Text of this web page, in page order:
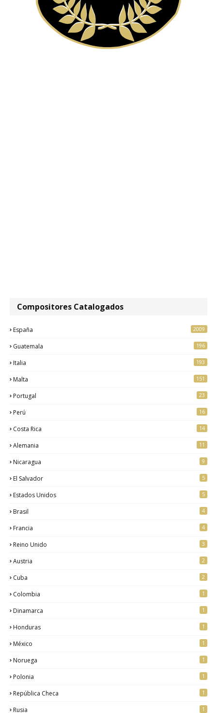
Compositores Catalogados
España 2009
Guatemala 196
Italia 193
Malta 151
Portugal 23
Perú 16
Costa Rica 14
Alemania 11
Nicaragua 9
El Salvador 5
Estados Unidos 5
Brasil 4
Francia 4
Reino Unido 3
Austria 2
Cuba 2
Colombia 1
Dinamarca 1
Honduras 1
México 1
Noruega 1
Polonia 1
República Checa 1
Rusia 1